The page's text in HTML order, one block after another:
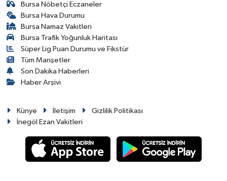
Bursa Nöbetçi Eczaneler
Bursa Hava Durumu
Bursa Namaz Vakitleri
Bursa Trafik Yoğunluk Haritası
Süper Lig Puan Durumu ve Fikstür
Tüm Manşetler
Son Dakika Haberleri
Haber Arşivi
Künye İletişim
Gizlilik Politikası
İnegöl Ezan Vakitleri